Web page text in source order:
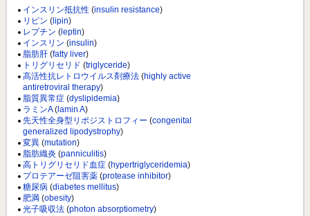
インスリン抵抗性 (insulin resistance)
リピン ( lipin)
レプチン ( leptin)
インスリン (insulin)
脂肪肝 (fatty liver)
トリグリセリド (triglyceride)
高活性抗レトロウイルス剤療法 (highly active
antiretroviral therapy)
脂質異常症 (dyslipidemia)
ラミンA( lamin A)
先天性全身型リポジストロフィー (congenital
generalized lipodystrophy)
変異 (mutation)
脂肪織炎 (panniculitis)
高トリグリセリド血症 (hypertriglyceridemia)
プロテアーゼ阻害薬 (protease inhibitor)
糖尿病 (diabetes mellitus)
肥満 (obesity)
光子吸収法 (photon absorptiometry)